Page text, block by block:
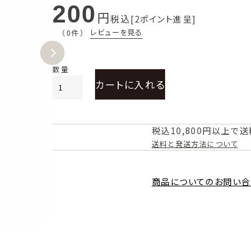
200 税込 2ポイント進呈
（0件） レビューを見る
カートに入れる
税込10,800円以上で送
送料と発送方法について
商品についてのお問い